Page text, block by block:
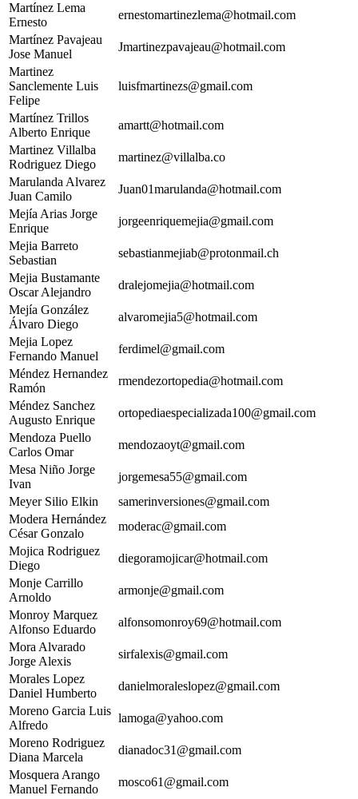
Martínez Lema
Ernesto
ernestomartinezlema@hotmail.com
Martínez Pavajeau
Jose Manuel
Jmartinezpavajeau@hotmail.com
Martinez
Sanclemente Luis
Felipe
luisfmartinezs@gmail.com
Martínez Trillos
Alberto Enrique
amartt@hotmail.com
Martinez Villalba
Rodriguez Diego
martinez@villalba.co
Marulanda Alvarez
Juan Camilo
Juan01marulanda@hotmail.com
Mejía Arias Jorge
Enrique
jorgeenriquemejia@gmail.com
Mejia Barreto
Sebastian
sebastianmejiab@protonmail.ch
Mejia Bustamante
Oscar Alejandro
dralejomejia@hotmail.com
Mejía González
Álvaro Diego
alvaromejia5@hotmail.com
Mejia Lopez
Fernando Manuel
ferdimel@gmail.com
Méndez Hernandez
Ramón
rmendezortopedia@hotmail.com
Méndez Sanchez
Augusto Enrique
ortopediaespecializada100@gmail.com
Mendoza Puello
Carlos Omar
mendozaoyt@gmail.com
Mesa Niño Jorge
Ivan
jorgemesa55@gmail.com
Meyer Silio Elkin
samerinversiones@gmail.com
Modera Hernández
César Gonzalo
moderac@gmail.com
Mojica Rodriguez
Diego
diegoramojicar@hotmail.com
Monje Carrillo
Arnoldo
armonje@gmail.com
Monroy Marquez
Alfonso Eduardo
alfonsomonroy69@hotmail.com
Mora Alvarado
Jorge Alexis
sirfalexis@gmail.com
Morales Lopez
Daniel Humberto
danielmoraleslopez@gmail.com
Moreno Garcia Luis
Alfredo
lamoga@yahoo.com
Moreno Rodriguez
Diana Marcela
dianadoc31@gmail.com
Mosquera Arango
Manuel Fernando
mosco61@gmail.com